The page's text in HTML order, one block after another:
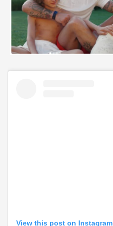
View this post on Instagram